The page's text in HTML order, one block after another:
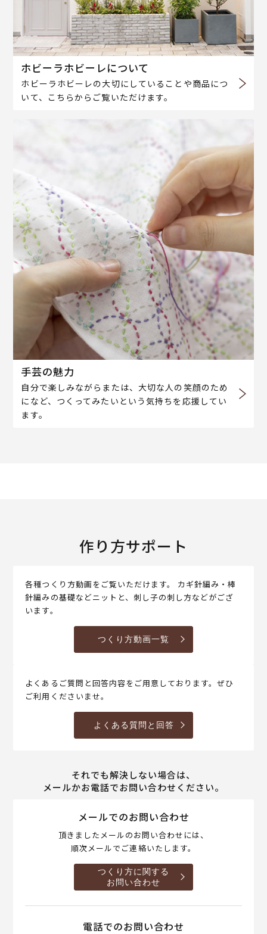
ホビーラホビーレについて
ホビーラホビーレの大切にしていることや商品につ
いて、こちらからご覧いただけます。
手芸の魅力
自分で楽しみながらまたは、大切な人の笑顔のため
になど、つくってみたいという気持ちを応援してい
ます。
作り方サポート
各種つくり方動画をご覧いただけます。 カギ針編み・棒
針編みの基礎などニットと、刺し子の刺し方などがござ
います。
つくり方動画一覧
よくあるご質問と回答内容をご用意しております。ぜひ
ご利用くださいませ。
よくある質問と回答
それでも解決しない場合は、
メールかお電話でお問い合わせください。
メールでのお問い合わせ
頂きましたメールのお問い合わせには、
順次メールでご連絡いたします。
つくり方に関する
お問い合わせ
電話でのお問い合わせ